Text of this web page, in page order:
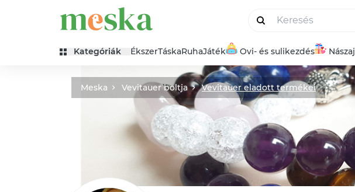
Kategóriák ÉkszerTáskaRuhaJáték Ovi- és sulikezdés
Meska Vevitauer boltja Vevitauer eladott termékei